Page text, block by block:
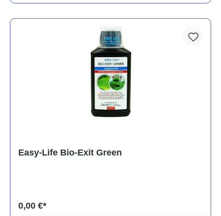
Easy-Life Bio-Exit Green
0,00 €*